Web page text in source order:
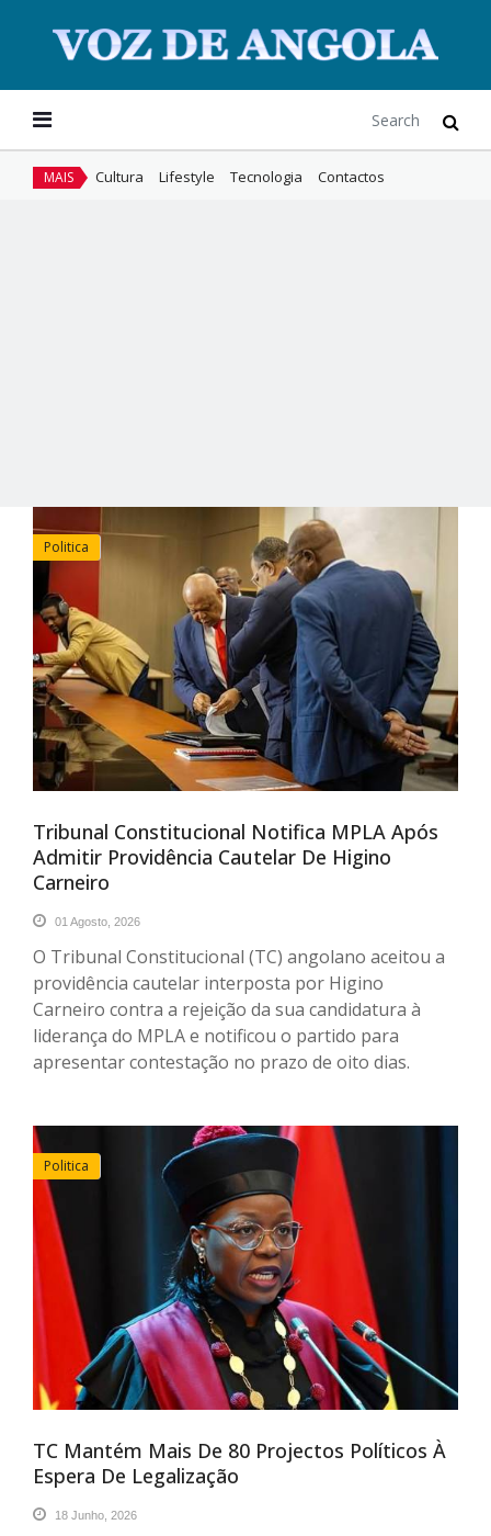
MAIS Cultura Lifestyle Tecnologia Contactos
Politica
Tribunal Constitucional Notifica MPLA Após
Admitir Providência Cautelar De Higino
Carneiro
01 Agosto, 2026
O Tribunal Constitucional (TC) angolano aceitou a
providência cautelar interposta por Higino
Carneiro contra a rejeição da sua candidatura à
liderança do MPLA e notificou o partido para
apresentar contestação no prazo de oito dias.
Politica
TC Mantém Mais De 80 Projectos Políticos À
Espera De Legalização
18 Junho, 2026